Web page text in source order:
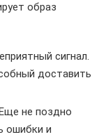
образ
сигнал.
доставить
не поздно
ошибки и